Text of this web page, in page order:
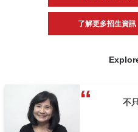
了解更多招生資訊
不